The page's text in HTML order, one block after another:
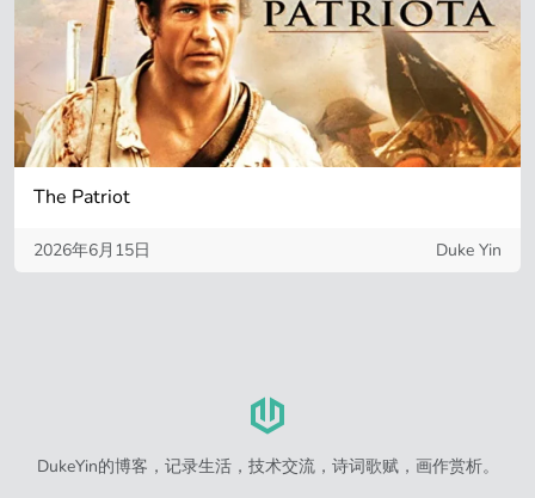
The Patriot
2026年6月15日 Duke Yin
DukeYin的博客，记录生活，技术交流，诗词歌赋，画作赏析。